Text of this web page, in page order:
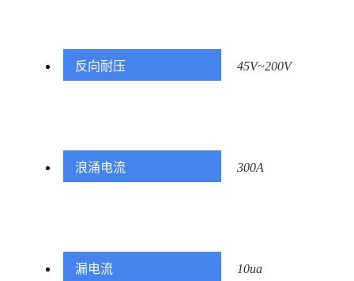
反向耐压 45V~200V
浪涌电流 300A
漏电流 10ua